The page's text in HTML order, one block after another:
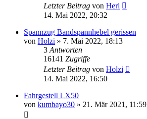
Letzter Beitrag von Heri
14. Mai 2022, 20:32
Spannzug Bandspannhebel gerissen
von Holzi » 7. Mai 2022, 18:13
3 Antworten
16141 Zugriffe
Letzter Beitrag von Holzi
14. Mai 2022, 16:50
Fahrgestell LX50
von kumbayo30 » 21. Mär 2021, 11:59